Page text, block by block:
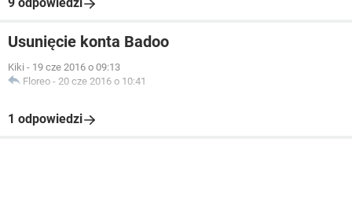
Usunięcie konta Badoo
Kiki - 19 cze 2016 o 09:13
Floreo - 20 cze 2016 o 10:41
1 odpowiedzi